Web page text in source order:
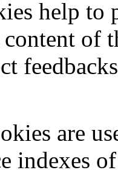
help to
of
are
indexes